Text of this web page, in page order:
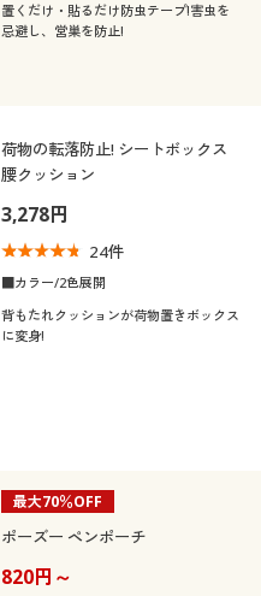
置くだけ・貼るだけ防虫テープ!害虫を
忌避し、営巣を防止!
荷物の転落防止! シートボックス
腰クッション
3,278円
24件
■カラー/2色展開
背もたれクッションが荷物置きボックス
に変身!
最大70％OFF
ポーズー ペンポーチ
820円～